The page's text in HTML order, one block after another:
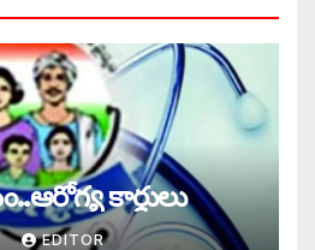
కార్డులు
EDITOR